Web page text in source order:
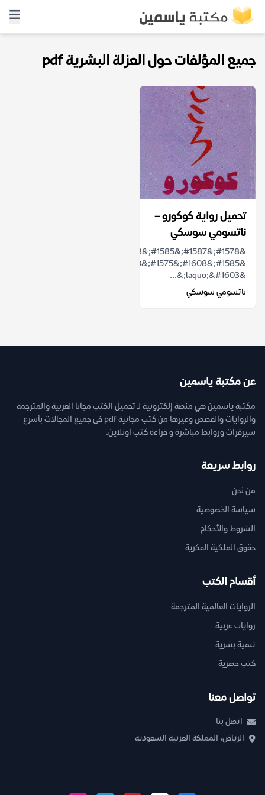
جميع المؤلفات حول العزلة البشرية pdf
تحميل رواية كوكورو –
ناتسومي سوسكي
&laquo;&#1603;&...
ناتسومي سوسكي
عن مكتبة ياسمين
مكتبة ياسمين هي منصة إلكترونية لـ تحميل الكتب مجانا العربية والمترجمة
والروايات والقصص وغيرها من كتب مجانية pdf فى جميع المجالات بأسرع
سيرفرات وروابط مباشرة و قراءة كتب اونلاين.
روابط سريعة
من نحن
سياسة الخصوصية
الشروط والأحكام
حقوق الملكية الفكرية
أقسام الكتب
الروايات العالمية المترجمة
روايات عربية
تنمية بشرية
كتب حصرية
تواصل معنا
اتصل بنا
الرياض، المملكة العربية السعودية